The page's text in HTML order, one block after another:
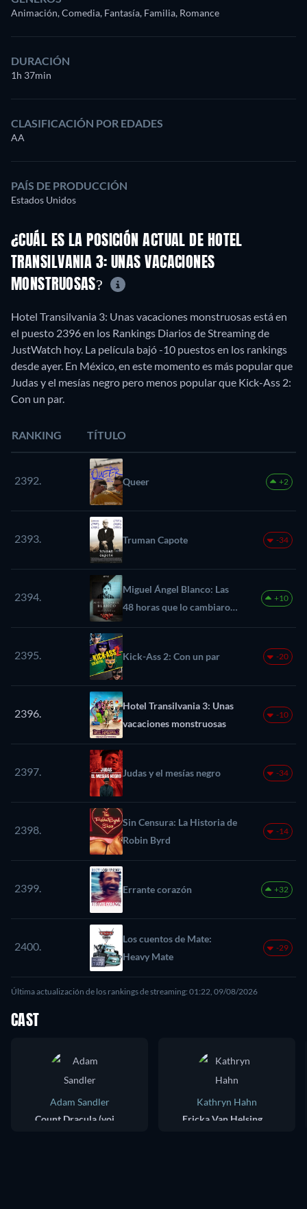
Animación, Comedia, Fantasía, Familia, Romance
DURACIÓN
1h 37min
CLASIFICACIÓN POR EDADES
AA
PAÍS DE PRODUCCIÓN
Estados Unidos
¿CUÁL ES LA POSICIÓN ACTUAL DE HOTEL
TRANSILVANIA 3: UNAS VACACIONES
MONSTRUOSAS?
Hotel Transilvania 3: Unas vacaciones monstruosas está en
el puesto 2396 en los Rankings Diarios de Streaming de
JustWatch hoy. La película bajó -10 puestos en los rankings
desde ayer. En México, en este momento es más popular que
Judas y el mesías negro pero menos popular que Kick-Ass 2:
Con un par.
RANKING TÍTULO
2392. Queer +2
2393. Truman Capote -34
2394.
Miguel Ángel Blanco: Las
48 horas que lo cambiaron
todo
+10
2395. Kick-Ass 2: Con un par -20
2396.
Hotel Transilvania 3: Unas
vacaciones monstruosas
-10
2397. Judas y el mesías negro -34
2398.
Sin Censura: La Historia de
Robin Byrd
-14
2399. Errante corazón +32
2400.
Los cuentos de Mate:
Heavy Mate
-29
Última actualización de los rankings de streaming: 01:22, 09/08/2026
CAST
Adam Sandler
Kathryn Hahn